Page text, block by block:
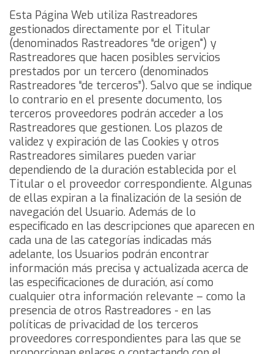
Esta Página Web utiliza Rastreadores
gestionados directamente por el Titular
(denominados Rastreadores “de origen") y
Rastreadores que hacen posibles servicios
prestados por un tercero (denominados
Rastreadores “de terceros”). Salvo que se indique
lo contrario en el presente documento, los
terceros proveedores podrán acceder a los
Rastreadores que gestionen. Los plazos de
validez y expiración de las Cookies y otros
Rastreadores similares pueden variar
dependiendo de la duración establecida por el
Titular o el proveedor correspondiente. Algunas
de ellas expiran a la finalización de la sesión de
navegación del Usuario. Además de lo
especificado en las descripciones que aparecen en
cada una de las categorías indicadas más
adelante, los Usuarios podrán encontrar
información más precisa y actualizada acerca de
las especificaciones de duración, así como
cualquier otra información relevante – como la
presencia de otros Rastreadores - en las
políticas de privacidad de los terceros
proveedores correspondientes para las que se